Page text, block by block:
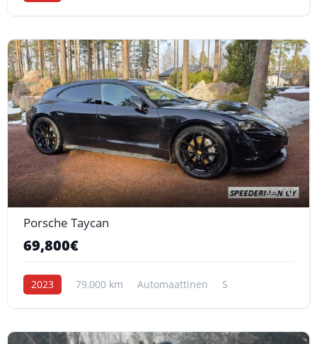
10
Porsche Taycan
69,800€
2023 79,000 km Automaattinen S